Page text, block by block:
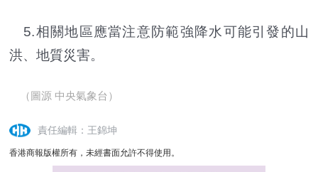
5.相關地區應當注意防範強降水可能引發的山
洪、地質災害。
（圖源 中央氣象台）
責任編輯：王錦坤
香港商報版權所有，未經書面允許不得使用。